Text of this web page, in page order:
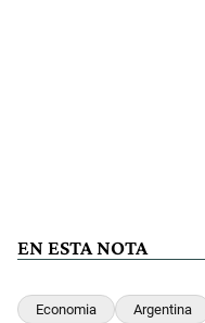
EN ESTA NOTA
Economia Argentina